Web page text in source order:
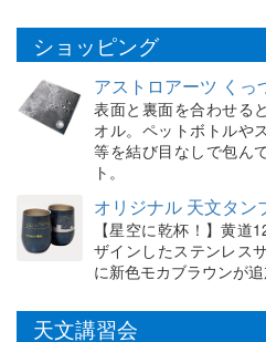
ショッピング
アストロアーツ くっ
表面と裏面を合わせる
オル。ペットボトルや
等を結び目なしで包ん
ト。
オリジナル 天文タン
【星空に乾杯！】黄道
ザインしたステンレス
に新色モカブラウンが追
天文講習会